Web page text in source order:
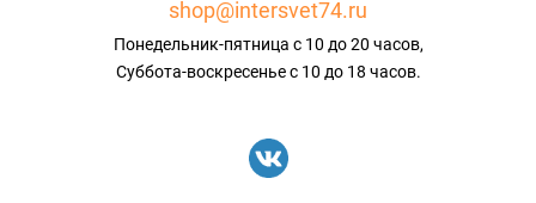
shop@intersvet74.ru
Понедельник-пятница с 10 до 20 часов,
Суббота-воскресенье с 10 до 18 часов.